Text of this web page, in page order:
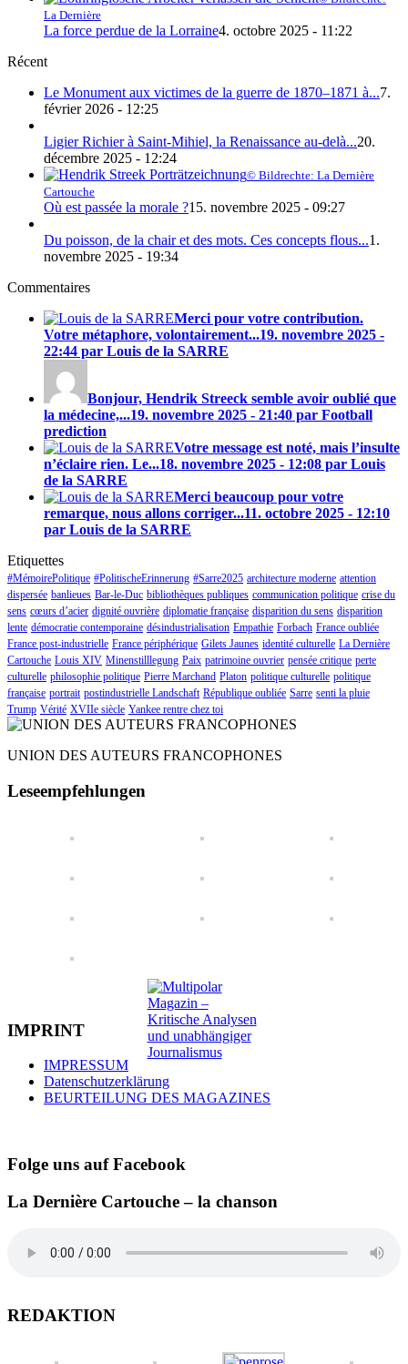
La Dernière
La force perdue de la Lorraine4. octobre 2025 - 11:22
Récent
Le Monument aux victimes de la guerre de 1870–1871 à...7.
février 2026 - 12:25
Ligier Richier à Saint-Mihiel, la Renaissance au-delà...20.
décembre 2025 - 12:24
© Bildrechte: La Dernière
Cartouche
Où est passée la morale ?15. novembre 2025 - 09:27
Du poisson, de la chair et des mots. Ces concepts flous...1.
novembre 2025 - 19:34
Commentaires
Merci pour votre contribution.
Votre métaphore, volontairement...19. novembre 2025 -
22:44 par Louis de la SARRE
Bonjour, Hendrik Streeck semble avoir oublié que
la médecine,...19. novembre 2025 - 21:40 par Football
prediction
Votre message est noté, mais l’insulte
n’éclaire rien. Le...18. novembre 2025 - 12:08 par Louis
de la SARRE
Merci beaucoup pour votre
remarque, nous allons corriger...11. octobre 2025 - 12:10
par Louis de la SARRE
Etiquettes
#MémoirePolitique #PolitischeErinnerung #Sarre2025 architecture moderne attention
dispersée banlieues Bar-le-Duc bibliothèques publiques communication politique crise du
sens cœurs d’acier dignité ouvrière diplomatie française disparition du sens disparition
lente démocratie contemporaine désindustrialisation Empathie Forbach France oubliée
France post-industrielle France périphérique Gilets Jaunes identité culturelle La Dernière
Cartouche Louis XIV Minenstilllegung Paix patrimoine ouvrier pensée critique perte
culturelle philosophie politique Pierre Marchand Platon politique culturelle politique
française portrait postindustrielle Landschaft République oubliée Sarre senti la pluie
Trump Vérité XVIIe siècle Yankee rentre chez toi
UNION DES AUTEURS FRANCOPHONES
Leseempfehlungen
IMPRINT
IMPRESSUM
Datenschutzerklärung
BEURTEILUNG DES MAGAZINES
Folge uns auf Facebook
La Dernière Cartouche – la chanson
REDAKTION